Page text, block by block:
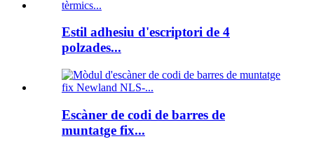
Estil adhesiu d'escriptori de 4
polzades...
Escàner de codi de barres de
muntatge fix...